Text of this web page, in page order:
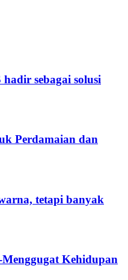
sebagai solusi
Perdamaian dan
tetapi banyak
Kehidupan